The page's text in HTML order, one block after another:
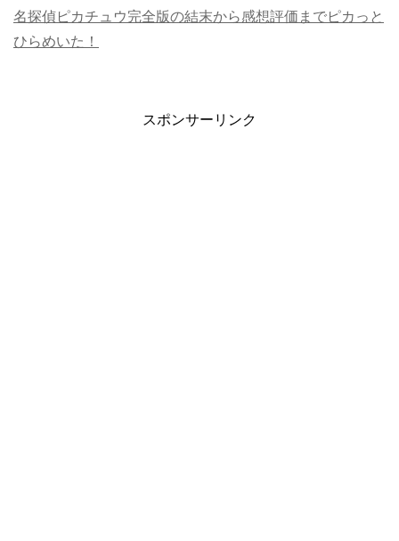
名探偵ピカチュウ完全版の結末から感想評価までピカっと
ひらめいた！
スポンサーリンク